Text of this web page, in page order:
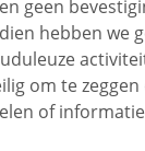
geen
hebben we
om te
of